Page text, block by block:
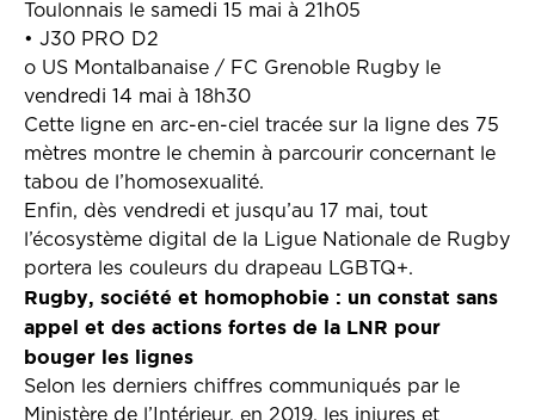
Toulonnais le samedi 15 mai à 21h05
• J30 PRO D2
o US Montalbanaise / FC Grenoble Rugby le
vendredi 14 mai à 18h30
Cette ligne en arc-en-ciel tracée sur la ligne des 75
mètres montre le chemin à parcourir concernant le
tabou de l’homosexualité.
Enfin, dès vendredi et jusqu’au 17 mai, tout
l’écosystème digital de la Ligue Nationale de Rugby
portera les couleurs du drapeau LGBTQ+.
Rugby, société et homophobie : un constat sans
appel et des actions fortes de la LNR pour
bouger les lignes
Selon les derniers chiffres communiqués par le
Ministère de l’Intérieur, en 2019, les injures et